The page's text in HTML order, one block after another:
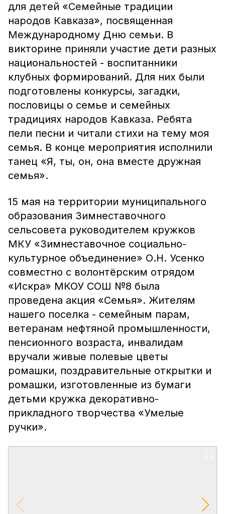
для детей «Семейные традиции
народов Кавказа», посвященная
Международному Дню семьи. В
викторине приняли участие дети разных
национальностей - воспитанники
клубных формирований. Для них были
подготовлены конкурсы, загадки,
пословицы о семье и семейных
традициях народов Кавказа. Ребята
пели песни и читали стихи на тему моя
семья. В конце мероприятия исполнили
танец «Я, ты, он, она вместе дружная
семья».
15 мая на территории муниципального
образования Зимнеставочного
сельсовета руководителем кружков
МКУ «Зимнеставочное социально-
культурное объединение» О.Н. Усенко
совместно с волонтёрским отрядом
«Искра» МКОУ СОШ №8 была
проведена акция «Семья». Жителям
нашего поселка - семейным парам,
ветеранам нефтяной промышленности,
пенсионного возраста, инвалидам
вручали живые полевые цветы
ромашки, поздравительные открытки и
ромашки, изготовленные из бумаги
детьми кружка декоративно-
прикладного творчества «Умелые
ручки».